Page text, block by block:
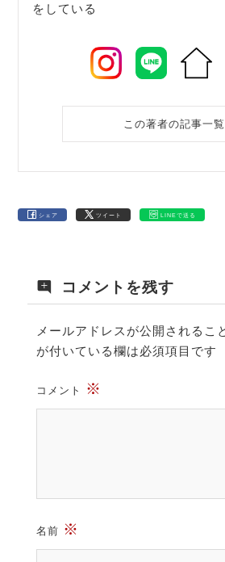
をしている
この著者の記事一覧
シェア ツイート LINEで送る
コメントを残す
メールアドレスが公開されるこ
が付いている欄は必須項目です
コメント ※
名前 ※